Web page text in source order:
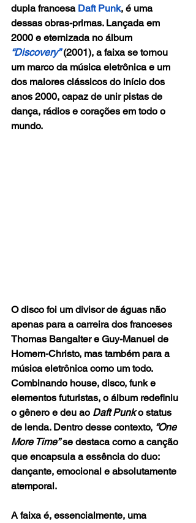
dupla francesa Daft Punk, é uma
dessas obras-primas. Lançada em
2000 e eternizada no álbum
“Discovery” (2001), a faixa se tornou
um marco da música eletrônica e um
dos maiores clássicos do início dos
anos 2000, capaz de unir pistas de
dança, rádios e corações em todo o
mundo.
O disco foi um divisor de águas não
apenas para a carreira dos franceses
Thomas Bangalter e Guy-Manuel de
Homem-Christo, mas também para a
música eletrônica como um todo.
Combinando house, disco, funk e
elementos futuristas, o álbum redefiniu
o gênero e deu ao Daft Punk o status
de lenda. Dentro desse contexto, “One
More Time” se destaca como a canção
que encapsula a essência do duo:
dançante, emocional e absolutamente
atemporal.
A faixa é, essencialmente, uma